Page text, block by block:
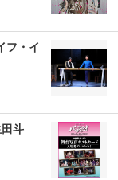
フ・イ
斗